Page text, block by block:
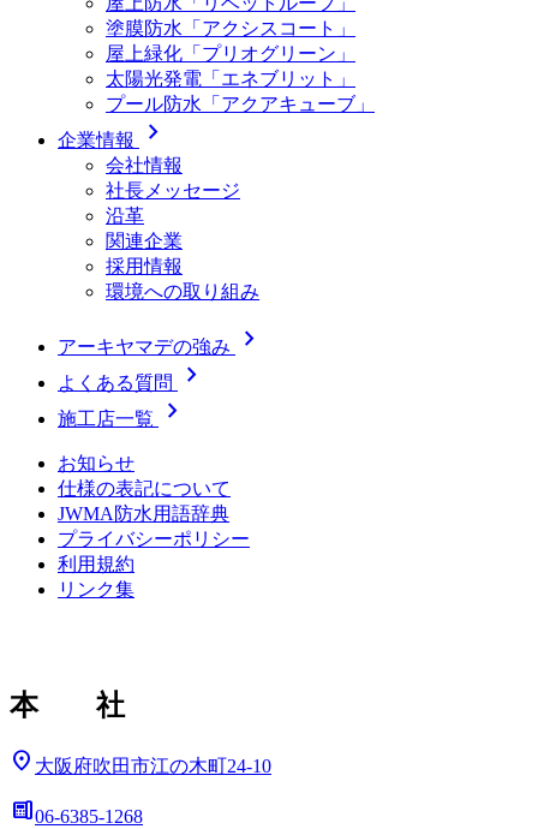
塗膜防水「アクシスコート」
屋上緑化「プリオグリーン」
太陽光発電「エネブリット」
プール防水「アクアキューブ」
企業情報
chevron_right
会社情報
社長メッセージ
沿革
関連企業
採用情報
環境への取り組み
アーキヤマデの強み chevron_right
よくある質問 chevron_right
施工店一覧 chevron_right
お知らせ
仕様の表記について
JWMA防水用語辞典
プライバシーポリシー
利用規約
リンク集
本 社
location_on 大阪府吹田市江の木町24-10
deskphone06-6385-1268